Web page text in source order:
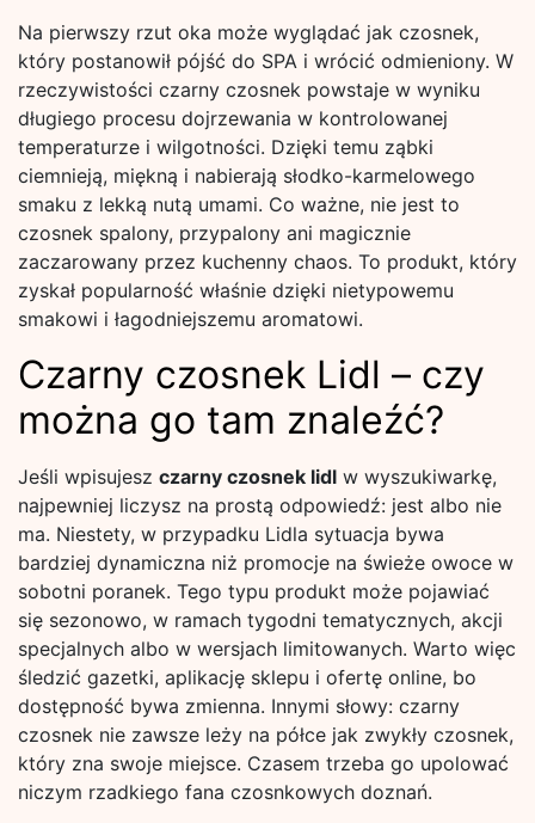
Na pierwszy rzut oka może wyglądać jak czosnek,
który postanowił pójść do SPA i wrócić odmieniony. W
rzeczywistości czarny czosnek powstaje w wyniku
długiego procesu dojrzewania w kontrolowanej
temperaturze i wilgotności. Dzięki temu ząbki
ciemnieją, miękną i nabierają słodko-karmelowego
smaku z lekką nutą umami. Co ważne, nie jest to
czosnek spalony, przypalony ani magicznie
zaczarowany przez kuchenny chaos. To produkt, który
zyskał popularność właśnie dzięki nietypowemu
smakowi i łagodniejszemu aromatowi.
Czarny czosnek Lidl – czy
można go tam znaleźć?
Jeśli wpisujesz czarny czosnek lidl w wyszukiwarkę,
najpewniej liczysz na prostą odpowiedź: jest albo nie
ma. Niestety, w przypadku Lidla sytuacja bywa
bardziej dynamiczna niż promocje na świeże owoce w
sobotni poranek. Tego typu produkt może pojawiać
się sezonowo, w ramach tygodni tematycznych, akcji
specjalnych albo w wersjach limitowanych. Warto więc
śledzić gazetki, aplikację sklepu i ofertę online, bo
dostępność bywa zmienna. Innymi słowy: czarny
czosnek nie zawsze leży na półce jak zwykły czosnek,
który zna swoje miejsce. Czasem trzeba go upolować
niczym rzadkiego fana czosnkowych doznań.